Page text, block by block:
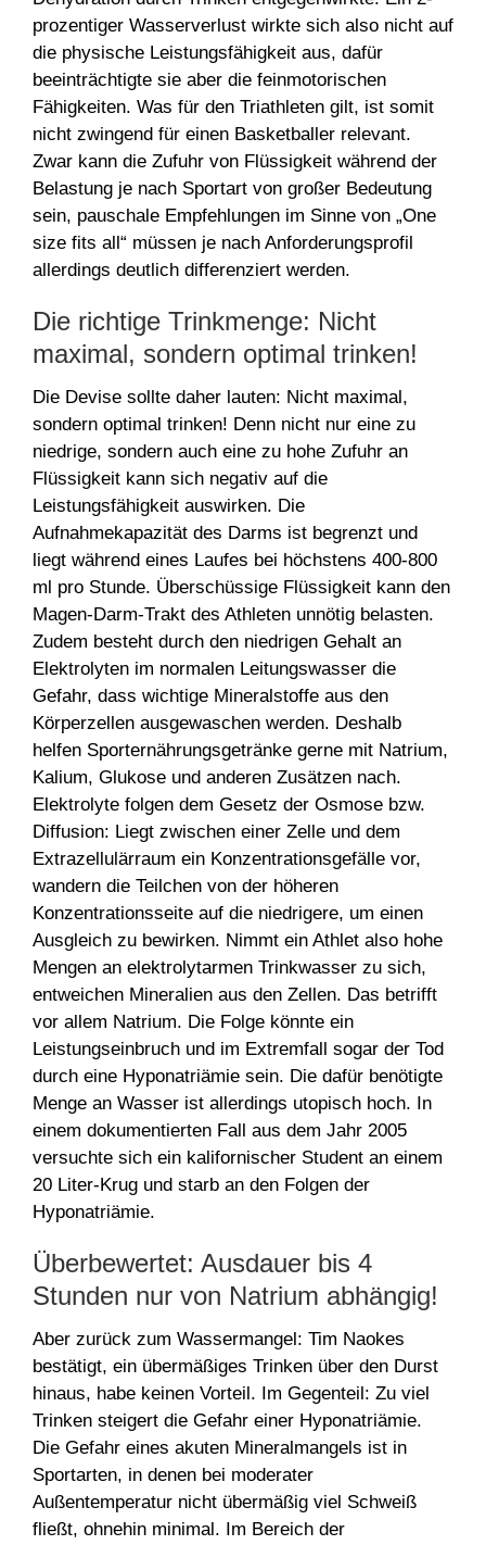
prozentiger Wasserverlust wirkte sich also nicht auf
die physische Leistungsfähigkeit aus, dafür
beeinträchtigte sie aber die feinmotorischen
Fähigkeiten. Was für den Triathleten gilt, ist somit
nicht zwingend für einen Basketballer relevant.
Zwar kann die Zufuhr von Flüssigkeit während der
Belastung je nach Sportart von großer Bedeutung
sein, pauschale Empfehlungen im Sinne von „One
size fits all“ müssen je nach Anforderungsprofil
allerdings deutlich differenziert werden.
Die richtige Trinkmenge: Nicht
maximal, sondern optimal trinken!
Die Devise sollte daher lauten: Nicht maximal,
sondern optimal trinken! Denn nicht nur eine zu
niedrige, sondern auch eine zu hohe Zufuhr an
Flüssigkeit kann sich negativ auf die
Leistungsfähigkeit auswirken. Die
Aufnahmekapazität des Darms ist begrenzt und
liegt während eines Laufes bei höchstens 400-800
ml pro Stunde. Überschüssige Flüssigkeit kann den
Magen-Darm-Trakt des Athleten unnötig belasten.
Zudem besteht durch den niedrigen Gehalt an
Elektrolyten im normalen Leitungswasser die
Gefahr, dass wichtige Mineralstoffe aus den
Körperzellen ausgewaschen werden. Deshalb
helfen Sporternährungsgetränke gerne mit Natrium,
Kalium, Glukose und anderen Zusätzen nach.
Elektrolyte folgen dem Gesetz der Osmose bzw.
Diffusion: Liegt zwischen einer Zelle und dem
Extrazellulärraum ein Konzentrationsgefälle vor,
wandern die Teilchen von der höheren
Konzentrationsseite auf die niedrigere, um einen
Ausgleich zu bewirken. Nimmt ein Athlet also hohe
Mengen an elektrolytarmen Trinkwasser zu sich,
entweichen Mineralien aus den Zellen. Das betrifft
vor allem Natrium. Die Folge könnte ein
Leistungseinbruch und im Extremfall sogar der Tod
durch eine Hyponatriämie sein. Die dafür benötigte
Menge an Wasser ist allerdings utopisch hoch. In
einem dokumentierten Fall aus dem Jahr 2005
versuchte sich ein kalifornischer Student an einem
20 Liter-Krug und starb an den Folgen der
Hyponatriämie.
Überbewertet: Ausdauer bis 4
Stunden nur von Natrium abhängig!
Aber zurück zum Wassermangel: Tim Naokes
bestätigt, ein übermäßiges Trinken über den Durst
hinaus, habe keinen Vorteil. Im Gegenteil: Zu viel
Trinken steigert die Gefahr einer Hyponatriämie.
Die Gefahr eines akuten Mineralmangels ist in
Sportarten, in denen bei moderater
Außentemperatur nicht übermäßig viel Schweiß
fließt, ohnehin minimal. Im Bereich der